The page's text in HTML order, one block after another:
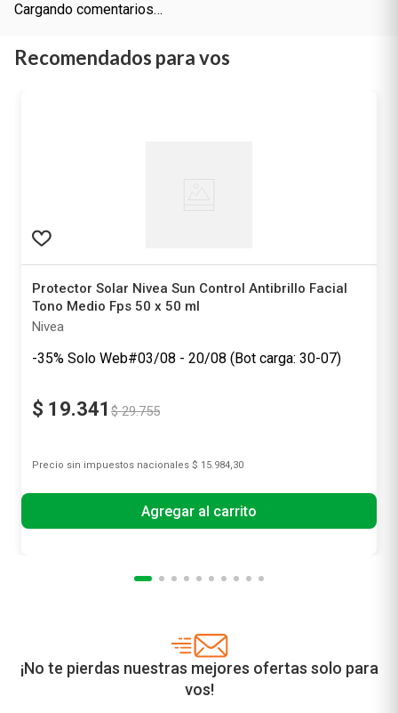
Cargando comentarios…
Recomendados para vos
Protector Solar Nivea Sun Control Antibrillo Facial
Tono Medio Fps 50 x 50 ml
Nivea
-35% Solo Web#03/08 - 20/08 (Bot carga: 30-07)
$ 19.341 $ 29.755
Precio sin impuestos nacionales $ 15.984,30
Agregar al carrito
¡No te pierdas nuestras mejores ofertas solo para
vos!